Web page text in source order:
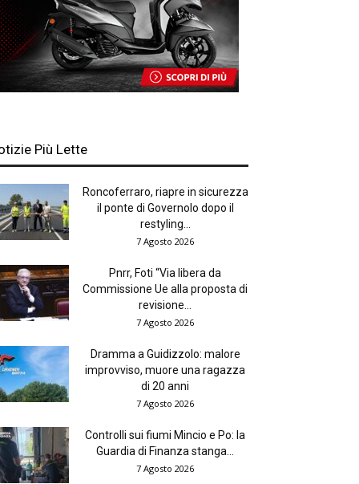
Più Lette
Roncoferraro, riapre in sicurezza
il ponte di Governolo dopo il
restyling...
7 Agosto 2026
Pnrr, Foti “Via libera da
Commissione Ue alla proposta di
revisione...
7 Agosto 2026
Dramma a Guidizzolo: malore
improvviso, muore una ragazza
di 20 anni
7 Agosto 2026
Controlli sui fiumi Mincio e Po: la
Guardia di Finanza stanga...
7 Agosto 2026